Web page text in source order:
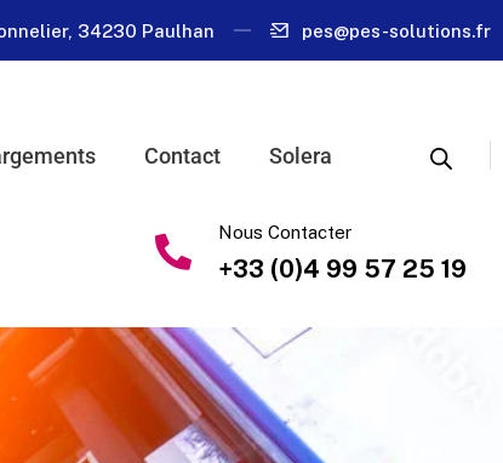
34230 Paulhan pes@pes-solutions.fr
Contact Solera
Nous Contacter
+33 (0)4 99 57 25 19